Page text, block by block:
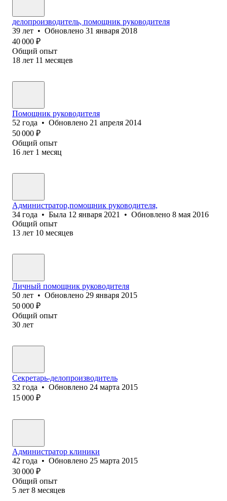
делопроизводитель, помощник руководителя
39 лет • Обновлено 31 января 2018
40 000 ₽
Общий опыт
18 лет 11 месяцев
Помощник руководителя
52 года • Обновлено 21 апреля 2014
50 000 ₽
Общий опыт
16 лет 1 месяц
Администратор,помощник руководителя,
34 года • Была 12 января 2021 • Обновлено 8 мая 2016
Общий опыт
13 лет 10 месяцев
Личный помощник руководителя
50 лет • Обновлено 29 января 2015
50 000 ₽
Общий опыт
30 лет
Секретарь-делопроизводитель
32 года • Обновлено 24 марта 2015
15 000 ₽
Администратор клиники
42 года • Обновлено 25 марта 2015
30 000 ₽
Общий опыт
5 лет 8 месяцев